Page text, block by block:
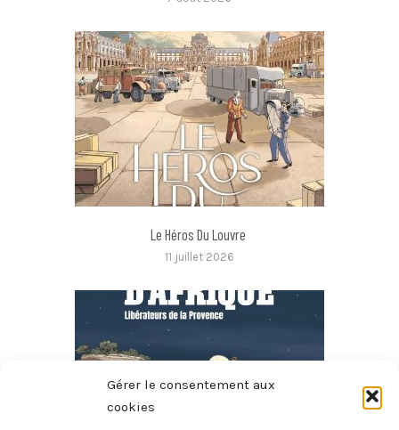
Gérer le consentement aux
cookies
Le Héros Du Louvre
11 juillet 2026